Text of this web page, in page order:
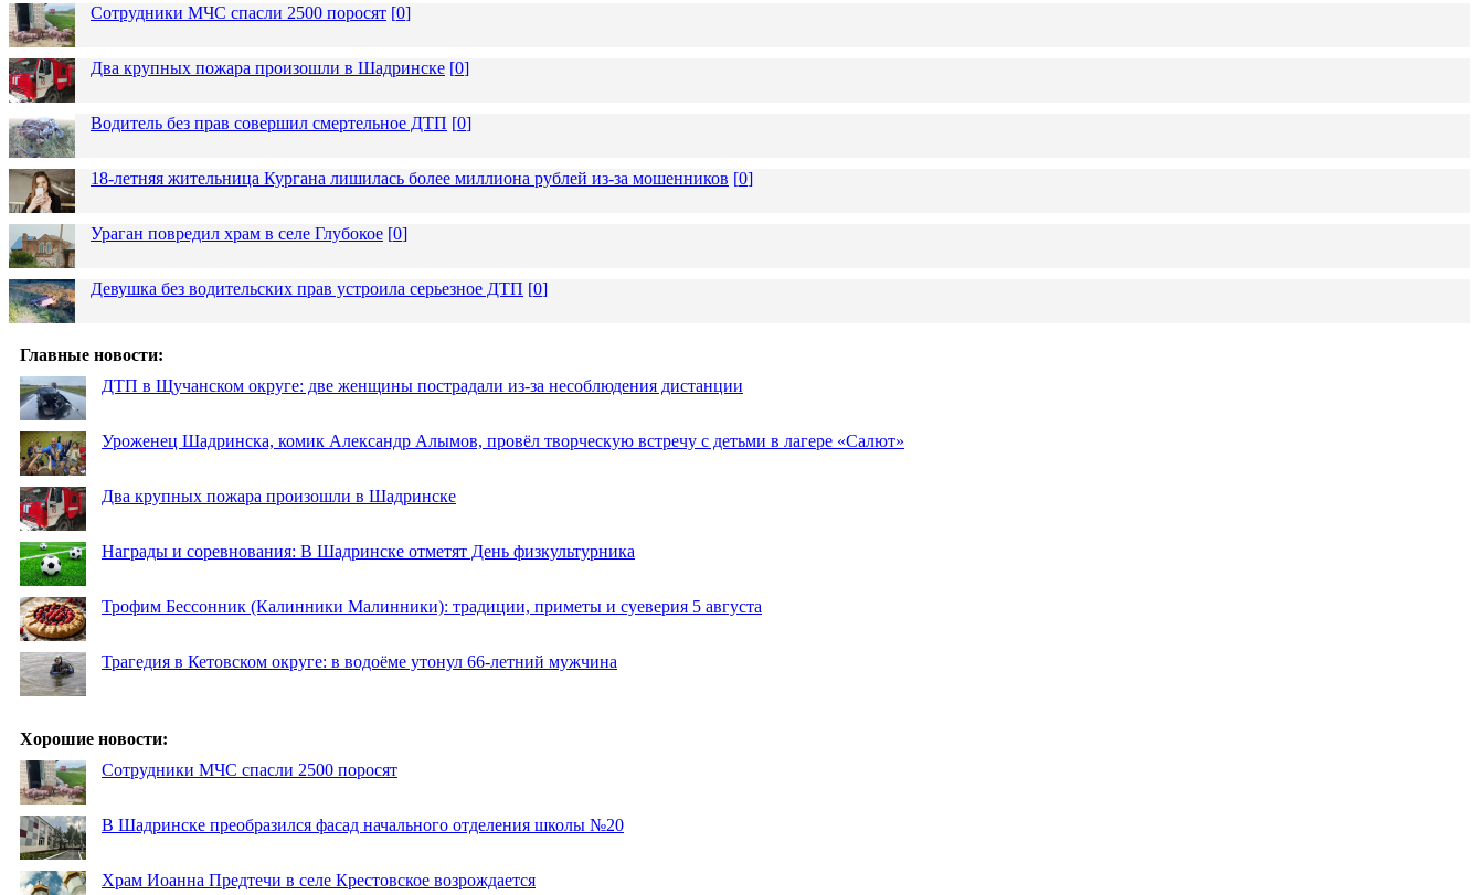
Сотрудники МЧС спасли 2500 поросят [0]
Два крупных пожара произошли в Шадринске [0]
Водитель без прав совершил смертельное ДТП [0]
18-летняя жительница Кургана лишилась более миллиона рублей из-за мошенников [0]
Ураган повредил храм в селе Глубокое [0]
Девушка без водительских прав устроила серьезное ДТП [0]
Главные новости:
ДТП в Щучанском округе: две женщины пострадали из-за несоблюдения дистанции
Уроженец Шадринска, комик Александр Алымов, провёл творческую встречу с детьми в лагере «Салют»
Два крупных пожара произошли в Шадринске
Награды и соревнования: В Шадринске отметят День физкультурника
Трофим Бессонник (Калинники Малинники): традиции, приметы и суеверия 5 августа
Трагедия в Кетовском округе: в водоёме утонул 66-летний мужчина
Хорошие новости:
Сотрудники МЧС спасли 2500 поросят
В Шадринске преобразился фасад начального отделения школы №20
Храм Иоанна Предтечи в селе Крестовское возрождается